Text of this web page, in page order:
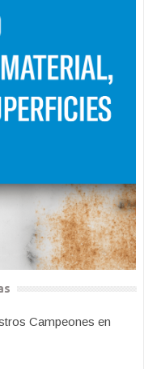
Campeones en